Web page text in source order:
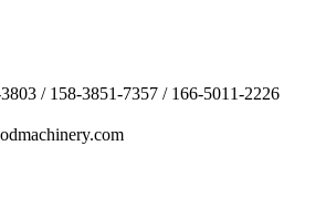
/ 158-3851-7357 / 166-5011-2226